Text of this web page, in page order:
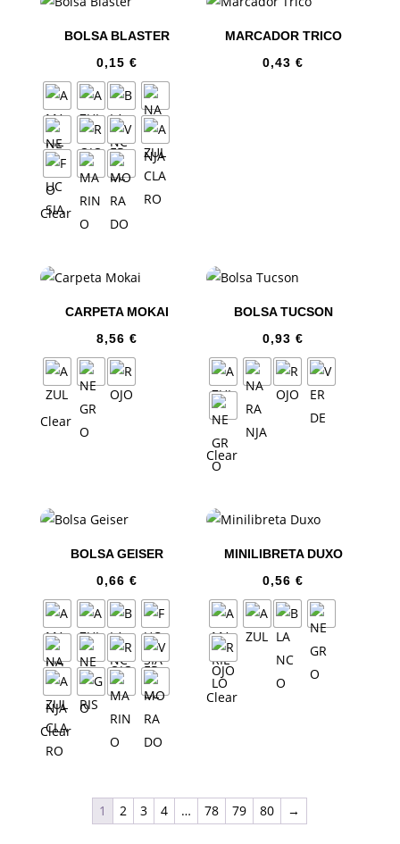
BOLSA BLASTER
0,15 €
Clear
MARCADOR TRICO
0,43€
CARPETA MOKAI
8,56 €
Clear
BOLSA TUCSON
0,93€
Clear
BOLSA GEISER
0,66 €
Clear
MINILIBRETA DUXO
0,56€
Clear
1 2 3 4 … 78 79 80 →